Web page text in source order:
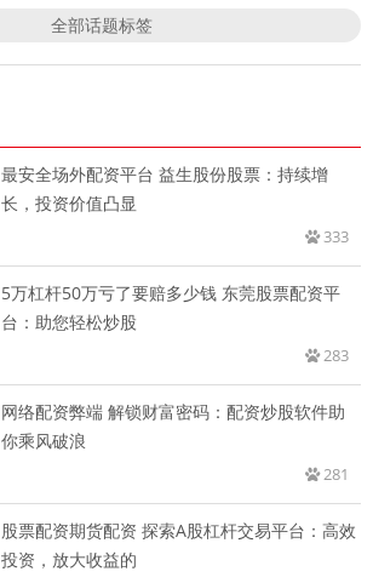
全部话题标签
最安全场外配资平台 益生股份股票：持续增
长，投资价值凸显
333
5万杠杆50万亏了要赔多少钱 东莞股票配资平
台：助您轻松炒股
283
网络配资弊端 解锁财富密码：配资炒股软件助
你乘风破浪
281
股票配资期货配资 探索A股杠杆交易平台：高效
投资，放大收益的